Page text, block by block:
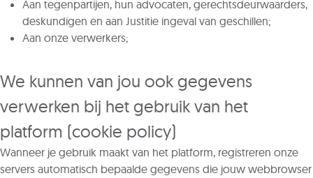
Aan tegenpartijen, hun advocaten, gerechtsdeurwaarders,
deskundigen en aan Justitie ingeval van geschillen;
Aan onze verwerkers;
We kunnen van jou ook gegevens
verwerken bij het gebruik van het
platform (cookie policy)
Wanneer je gebruik maakt van het platform, registreren onze
servers automatisch bepaalde gegevens die jouw webbrowser